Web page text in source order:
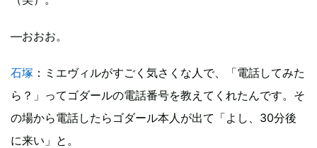
―おおお。
石塚 ：ミエヴィルがすごく気さくな人で、「電話してみた
ら？」ってゴダールの電話番号を教えてくれたんです。そ
の場から電話したらゴダール本人が出て「よし、30分後
に来い」と。